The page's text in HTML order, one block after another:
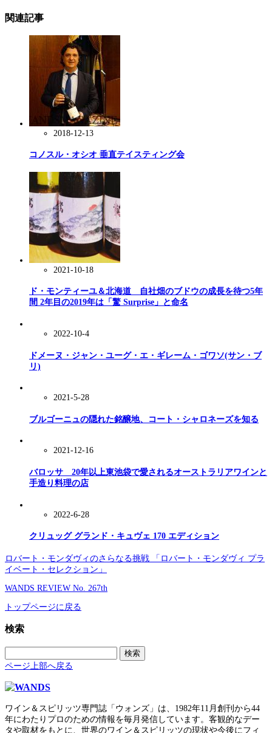
関連記事
2018-12-13
コノスル・オシオ 垂直テイスティング会
2021-10-18
ド・モンティーユ＆北海道 自社畑のブドウの成長を待つ5年
間 2年目の2019年は「驚 Surprise」と命名
2022-10-4
ドメーヌ・ジャン・ユーグ・エ・ギレーム・ゴワソ(サン・ブ
リ)
2021-5-28
ブルゴーニュの隠れた銘醸地、コート・シャロネーズを知る
2021-12-16
バロッサ 20年以上東池袋で愛されるオーストラリアワインと
手造り料理の店
2022-6-28
クリュッグ グランド・キュヴェ 170 エディション
ロバート・モンダヴィのさらなる挑戦 「ロバート・モンダヴィ プラ
イベート・セレクション」
WANDS REVIEW No. 267th
トップページに戻る
検索
検
索:
ページ上部へ戻る
ワイン＆スピリッツ専門誌「ウォンズ」は、1982年11月創刊から44
年にわたりプロのための情報を毎月発信しています。客観的なデー
タや取材をもとに、世界のワイン＆スピリッツの現状や今後にフィ